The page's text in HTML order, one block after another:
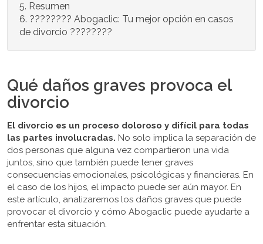
Resumen
???????? Abogaclic: Tu mejor opción en casos
de divorcio ????????
Qué daños graves provoca el
divorcio
El divorcio es un proceso doloroso y difícil para todas
las partes involucradas. No solo implica la separación de
dos personas que alguna vez compartieron una vida
juntos, sino que también puede tener graves
consecuencias emocionales, psicológicas y financieras. En
el caso de los hijos, el impacto puede ser aún mayor. En
este artículo, analizaremos los daños graves que puede
provocar el divorcio y cómo Abogaclic puede ayudarte a
enfrentar esta situación.